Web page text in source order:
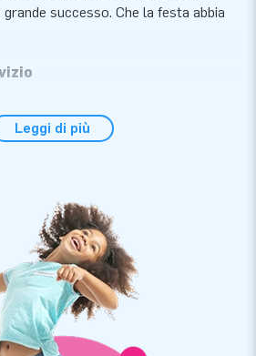
successo. Che la festa abbia
è per questo facile da
per una bellissima esperienza.
in più punti, dotati di cuciture
PVC di 650 gr di alta qualità.
e facili da pulire. Il saltarello è
di 5 anni. Per questo motivo,
Leggi di più